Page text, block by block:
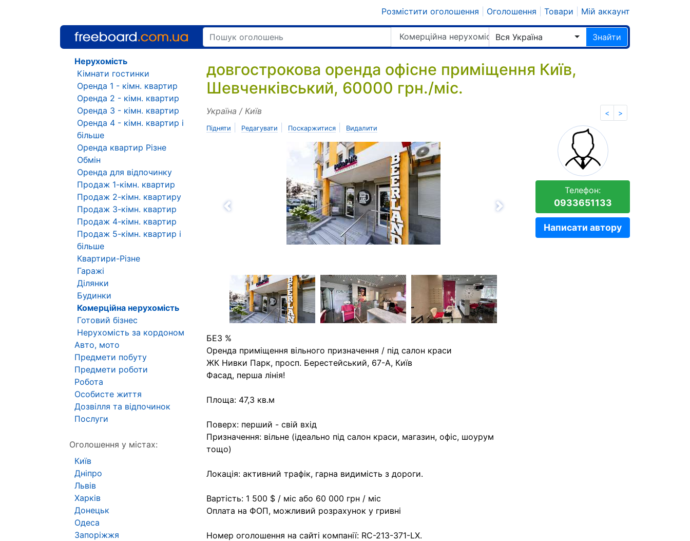
Розмістити оголошення Оголошення Товари Мій аккаунт
Комерційна нерухомістьВся Україна Знайти
довгострокова оренда офісне приміщення Київ,
Шевченківський, 60000 грн./міс.
< >
Україна / Київ
Підняти Редагувати Поскаржитися Видалити
Назад
БЕЗ %
Оренда приміщення вільного призначення / під салон краси
ЖК Нивки Парк, просп. Берестейський, 67-А, Київ
Фасад, перша лінія!
Площа: 47,3 кв.м
Поверх: перший - свій вхід
Призначення: вільне (ідеально під салон краси, магазин, офіс, шоурум
тощо)
Локація: активний трафік, гарна видимість з дороги.
Вартість: 1 500 $ / міс або 60 000 грн / міс
Оплата на ФОП, можливий розрахунок у гривні
Номер оголошення на сайті компанії: RC-213-371-LX.
Телефон:
0933651133
Написати автору
Нерухомість
Кімнати гостинки
Оренда 1 - кімн. квартир
Оренда 2 - кімн. квартир
Оренда 3 - кімн. квартир
Оренда 4 - кімн. квартир і
більше
Оренда квартир Різне
Обмін
Оренда для відпочинку
Продаж 1-кімн. квартир
Продаж 2-кімн. квартиру
Продаж 3-кімн. квартир
Продаж 4-кімн. квартир
Продаж 5-кімн. квартир і
більше
Квартири-Різне
Гаражі
Ділянки
Будинки
Комерційна нерухомість
Готовий бізнес
Нерухомість за кордоном
Авто, мото
Предмети побуту
Предмети роботи
Робота
Особисте життя
Дозвілля та відпочинок
Послуги
Оголошення у містах:
Київ
Дніпро
Львів
Харків
Донецьк
Одеса
Запоріжжя